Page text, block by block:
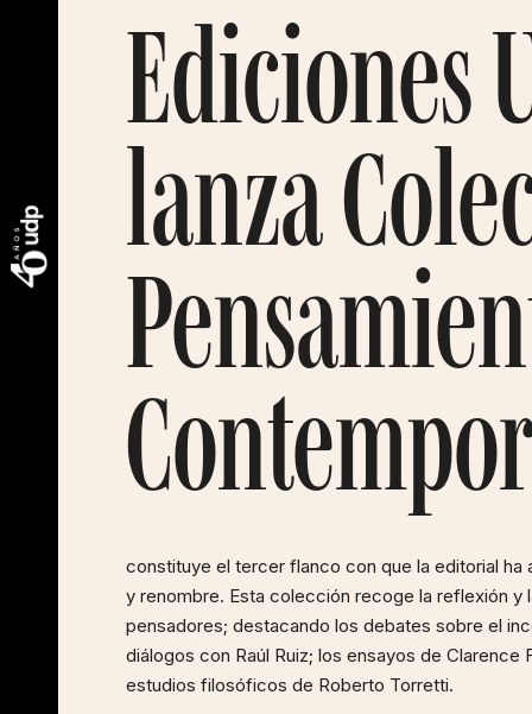
Ediciones
lanza
constituye el tercer flanco con que la editorial ha
y renombre. Esta colección recoge la reflexión y
pensadores; destacando los debates sobre el
diálogos con Raúl Ruiz; los ensayos de Clarence
estudios filosóficos de Roberto Torretti.